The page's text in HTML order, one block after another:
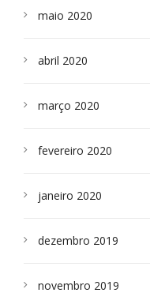
maio 2020
abril 2020
março 2020
fevereiro 2020
janeiro 2020
dezembro 2019
novembro 2019